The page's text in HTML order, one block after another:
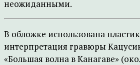
неожиданными.
В обложке использована
интерпретация гравюры
«Большая волна в Канагаве»